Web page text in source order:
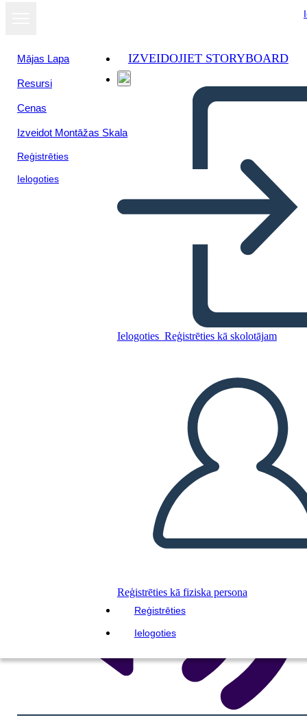
Mājas Lapa
Resursi
Cenas
Izveidot Montāžas Skala
Reģistrēties
Ielogoties
IZVEIDOJIET STORYBOARD
Ielogoties Reģistrēties kā skolotājam
Reģistrēties kā fiziska persona
Reģistrēties
Ielogoties
Inti Raymi Genesis
IZVEIDOT STĀSTU SHĒMU
ATSKAŅOT SLAIDRĀDI
IZLASI MAN
Skatīt kā
slaidrādi